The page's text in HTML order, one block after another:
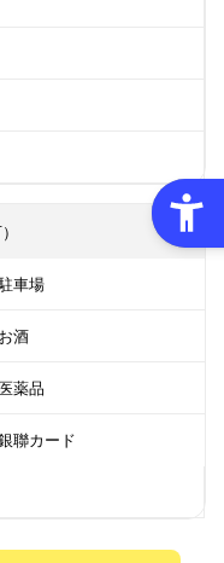
車場
お酒
医薬品
聯カード